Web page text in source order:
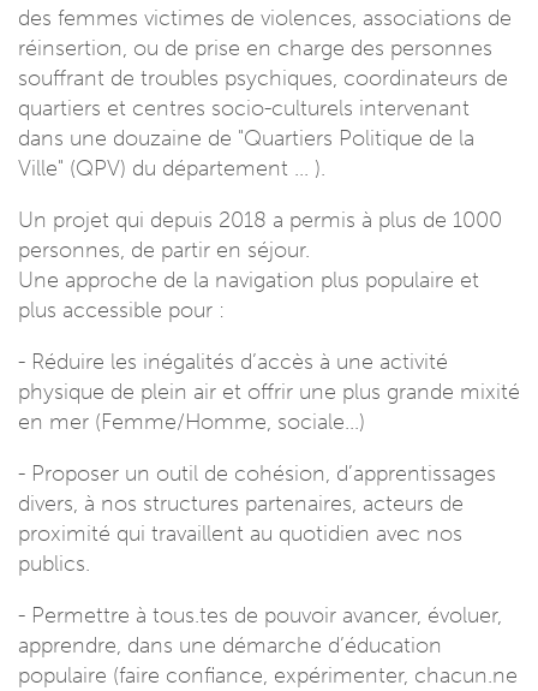
des femmes victimes de violences, associations de
réinsertion, ou de prise en charge des personnes
souffrant de troubles psychiques, coordinateurs de
quartiers et centres socio-culturels intervenant
dans une douzaine de "Quartiers Politique de la
Ville" (QPV) du département ... ).
Un projet qui depuis 2018 a permis à plus de 1000
personnes, de partir en séjour.
Une approche de la navigation plus populaire et
plus accessible pour :
- Réduire les inégalités d’accès à une activité
physique de plein air et offrir une plus grande mixité
en mer (Femme/Homme, sociale...)
- Proposer un outil de cohésion, d’apprentissages
divers, à nos structures partenaires, acteurs de
proximité qui travaillent au quotidien avec nos
publics.
- Permettre à tous.tes de pouvoir avancer, évoluer,
apprendre, dans une démarche d’éducation
populaire (faire confiance, expérimenter, chacun.ne